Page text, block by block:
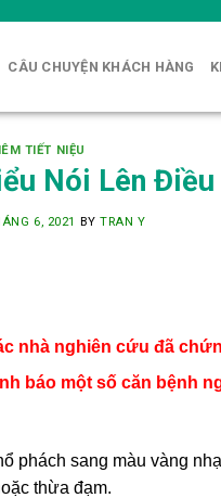
CÂU CHUYỆN KHÁCH HÀNG
TIẾT NIỆU
Nói Lên Điều
6, 2021 BYTRAN Y
nhà nghiên cứu đã
báo một số căn bệnh
sang màu vàng
thừa đạm.